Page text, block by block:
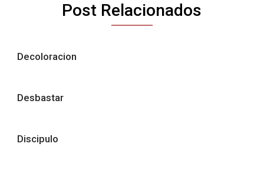
Post Relacionados
Decoloracion
Desbastar
Discipulo